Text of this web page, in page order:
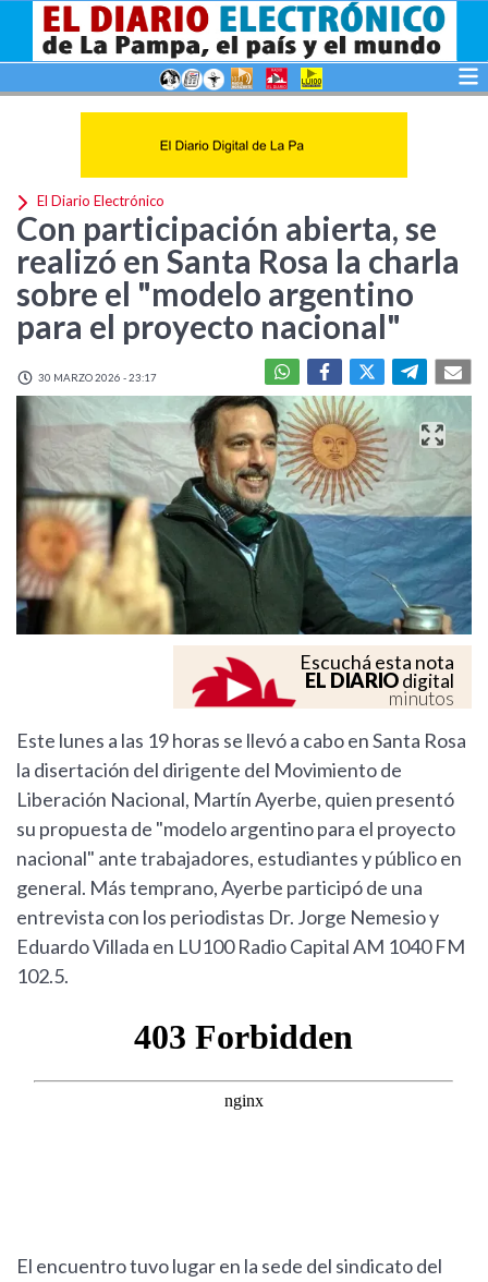
El Diario Electrónico
Con participación abierta, se
realizó en Santa Rosa la charla
sobre el "modelo argentino
para el proyecto nacional"
30 MARZO 2026 - 23:17
Escuchá esta nota
EL DIARIOdigital
minutos
Este lunes a las 19 horas se llevó a cabo en Santa Rosa
la disertación del dirigente del Movimiento de
Liberación Nacional, Martín Ayerbe, quien presentó
su propuesta de "modelo argentino para el proyecto
nacional" ante trabajadores, estudiantes y público en
general. Más temprano, Ayerbe participó de una
entrevista con los periodistas Dr. Jorge Nemesio y
Eduardo Villada en LU100 Radio Capital AM 1040 FM
102.5.
El encuentro tuvo lugar en la sede del sindicato del